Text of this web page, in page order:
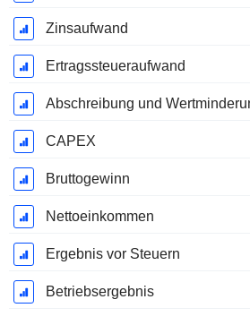
Zinsaufwand
Ertragssteueraufwand
Abschreibung und
CAPEX
Bruttogewinn
Nettoeinkommen
Ergebnis vor Steuern
Betriebsergebnis